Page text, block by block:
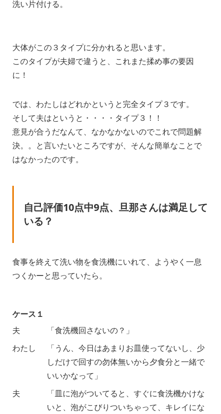
洗い片付ける。
大体がこの３タイプに分かれると思います。
このタイプが夫婦で違うと、これまた揉め事の要因
に！
では、わたしはどれかというと完全タイプ３です。
そして夫はというと・・・・タイプ３！！
意見が合うだなんて、なかなかないのでこれで問題解
決。。と言いたいところですが、そんな簡単なことで
はなかったのです。
自己評価10点中9点、旦那さんは満足して
いる？
食事を終えて洗い物を食洗機にいれて、ようやく一息
つくかーと思っていたら。
ケース１
夫
「食洗機回さないの？」
わたし
「うん、今日はあまりお皿使ってないし、少
しだけで回すの勿体無いから夕食分と一緒で
いいかなって」
夫
「皿に泡がついてると、すぐに食洗機かけな
いと、泡がこびりついちゃって、キレイにな